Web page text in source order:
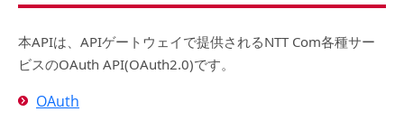
本APIは、APIゲートウェイで提供されるNTT Com各種サー
ビスのOAuth API(OAuth2.0)です。
OAuth